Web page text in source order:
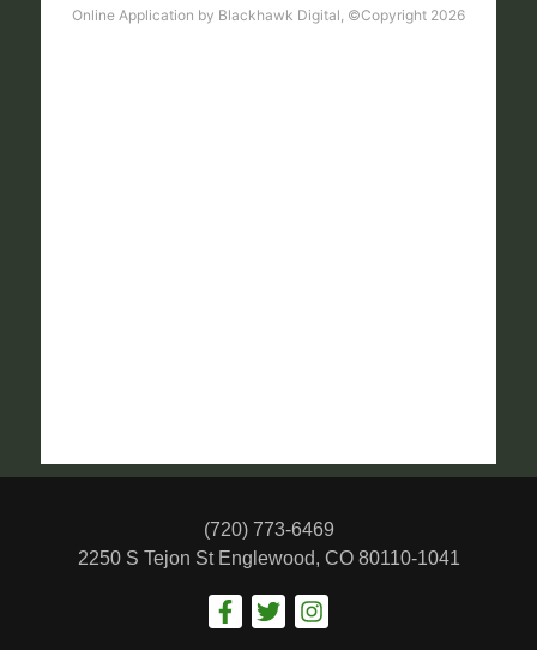
(720) 773-6469
2250 S Tejon St Englewood, CO 80110-1041